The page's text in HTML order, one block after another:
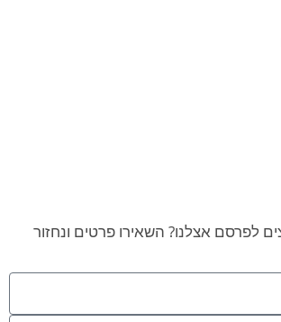
לפרסם אצלנו? השאירו פרטים ונחזור